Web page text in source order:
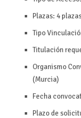
Plazas: 4
Tipo
Titulación
Organismo
(Murcia)
Fecha
Plazo de